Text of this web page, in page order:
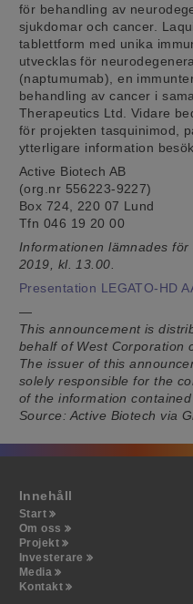
för behandling av
sjukdomar och cancer.
tablettform med unika
utvecklas för
(naptumumab), en
behandling av cancer i
Therapeutics Ltd. Vidare
för projekten tasquinimod,
ytterligare information
Active Biotech AB
(org.nr 556223-9227)
Box 724, 220 07 Lund
Tfn 046 19 20 00
Informationen lämnades
2019, kl. 13.00.
Presentation LEGATO-HD
—
This announcement is
behalf of West Corporation
The issuer of this
solely responsible for the
of the information contained
Source: Active Biotech via
Innehåll
Start
Om oss
Projekt
Investerare
Media
Kontakt